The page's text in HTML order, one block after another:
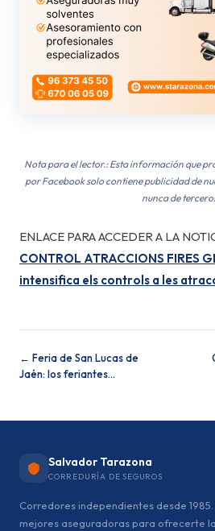
Nota para el lector.: Esta información que
por Facebook solo contiene publicidad de
nunca de
ENLACE PARA ACCEDER A LA
CONTROL ATRACCIONS FIRES
intensifica els controls a les
← Feria de San Lucas de
Jaén: los feriantes…
Salvador Tarazona
CORREDURÍA DE SEGUROS
Corredores independientes desde
mejores aseguradoras para ofrecerte